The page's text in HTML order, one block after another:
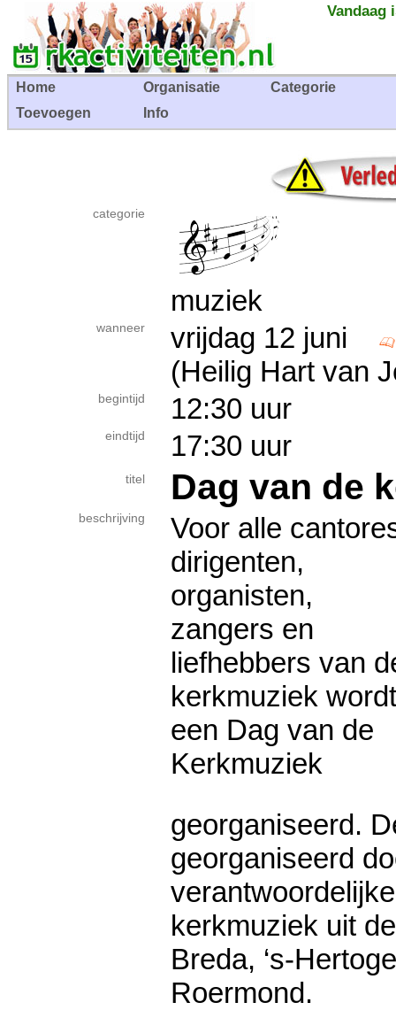
Vandaag
Home Organisatie
Categorie
Toevoegen
Info
categorie
muziek
wanneer
vrijdag 12 juni
(Heilig Hart van
begintijd 12:30 uur
eindtijd 17:30 uur
titel Dag van de
beschrijving
Voor alle
dirigenten,
organisten,
zangers en
liefhebbers van
kerkmuziek wordt
een Dag van de
Kerkmuziek
georganiseerd.
georganiseerd
kerkmuziek uit
Breda, ‘s-
Roermond.